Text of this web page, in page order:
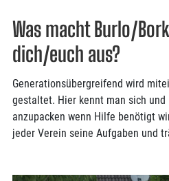
Was macht Burlo/
dich/euch aus?
Generationsübergreifend wird
gestaltet. Hier kennt man sich
anzupacken wenn Hilfe benötigt
jeder Verein seine Aufgaben und